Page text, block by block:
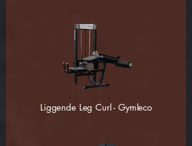
Liggende Leg Curl - Gymleco